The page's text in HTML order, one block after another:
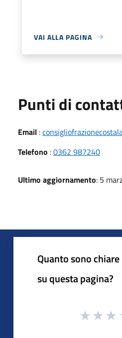
VAI ALLA PAGINA
Punti di
Email :
Telefono :0362 987240
Ultimo aggiornamento: 5
Quanto sono
su questa pagina?